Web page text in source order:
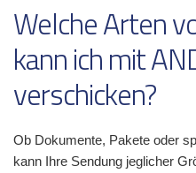
Welche Arten
kann ich mit
verschicken?
Ob Dokumente, Pakete oder
kann Ihre Sendung jeglicher